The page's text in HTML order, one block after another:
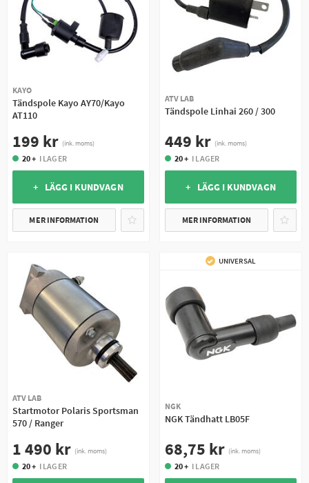
KAYO
Tändspole Kayo AY70/Kayo
AT110
199 kr (ink. moms)
20 + I LAGER
+ LÄGG I KUNDVAGN
MER INFORMATION
ATV LAB
Tändspole Linhai 260 / 300
449 kr (ink. moms)
20 + I LAGER
+ LÄGG I KUNDVAGN
MER INFORMATION
ATV LAB
Startmotor Polaris Sportsman
570 / Ranger
1 490 kr (ink. moms)
20 + I LAGER
UNIVERSAL
NGK
NGK Tändhatt LB05F
68,75 kr (ink. moms)
20 + I LAGER